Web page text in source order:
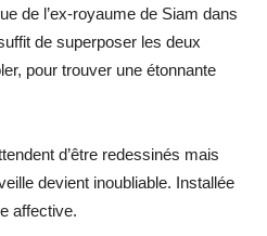
de l’ex-royaume de Siam dans
de superposer les deux
pour trouver une étonnante
d’être redessinés mais
devient inoubliable. Installée
affective.